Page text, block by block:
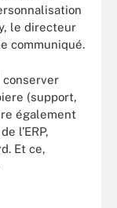
le directeur
communiqué.
conserver
(support,
également
l’ERP,
Et ce,